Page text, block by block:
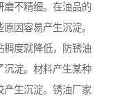
磨不精细。在油品的
因容易产生沉淀。
稠度就降低，防锈油
沉淀。材料产生某种
产生沉淀。锈油厂家